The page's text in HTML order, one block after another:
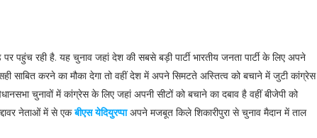
पहुंच रही है. यह चुनाव जहां देश की सबसे बड़ी पार्टी भारतीय जनता पार्टी के लिए अपने
करने का मौका देगा तो वहीं देश में अपने सिमटते अस्तित्व को बचाने में जुटी कांग्रेस
चुनावों में कांग्रेस के लिए जहां अपनी सीटों को बचाने का दबाव है वहीं बीजेपी को
नेताओं में से एकबीएस येदियुरप्पाअपने मजबूत किले शिकारीपुरा से चुनाव मैदान में ताल